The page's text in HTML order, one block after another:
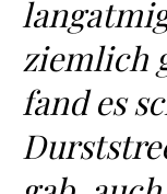
ziemlich
fand es